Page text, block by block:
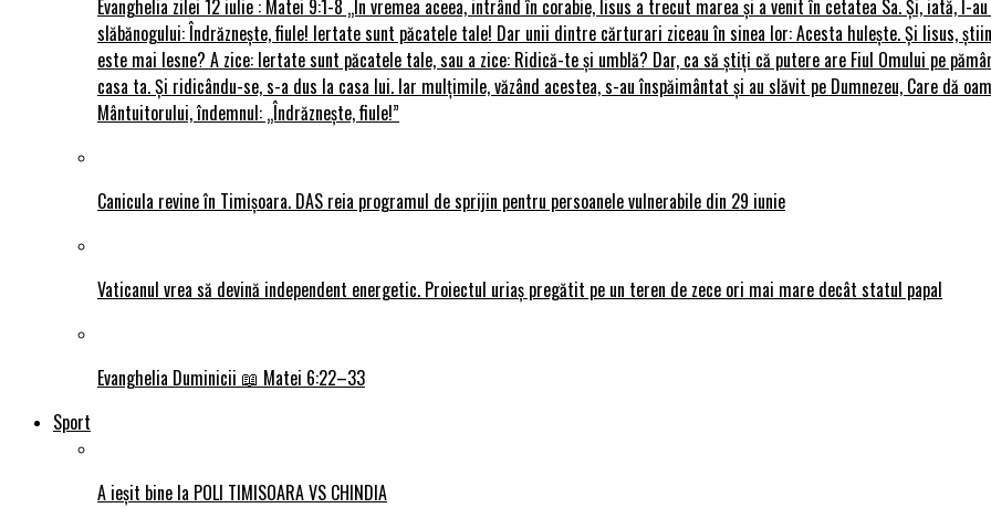
Evanghelia zilei 12 iulie : Matei 9:1-8 „În vremea aceea, intrând în corabie, Iisus a trecut marea și a venit în cetatea Sa. Și, iată, I-
slăbănogului: Îndrăznește, fiule! Iertate sunt păcatele tale! Dar unii dintre cărturari ziceau în sinea lor: Acesta hulește. Și Iisus,
este mai lesne? A zice: Iertate sunt păcatele tale, sau a zice: Ridică-te și umblă? Dar, ca să știți că putere are Fiul Omului pe
casa ta. Și ridicându-se, s-a dus la casa lui. Iar mulțimile, văzând acestea, s-au înspăimântat și au slăvit pe Dumnezeu, Care dă
Mântuitorului, îndemnul: „Îndrăznește, fiule!”
Canicula revine în Timișoara. DAS reia programul de sprijin pentru persoanele vulnerabile din 29 iunie
Vaticanul vrea să devină independent energetic. Proiectul uriaș pregătit pe un teren de zece ori mai mare decât statul papal
Evanghelia Duminicii 📖 Matei 6:22–33
Sport
A ieșit bine la POLI TIMISOARA VS CHINDIA